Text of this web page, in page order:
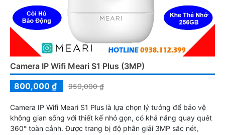
Camera IP Wifi Meari S1 Plus (3MP)
800,000 ₫
950,000 ₫
Camera IP Wifi Meari S1 Plus là lựa chọn lý tưởng để bảo vệ
không gian sống với thiết kế nhỏ gọn, có khả năng quay quét
360° toàn cảnh. Được trang bị độ phân giải 3MP sắc nét,